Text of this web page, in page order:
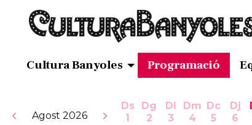
Cultura Banyoles Programació
Agost 2026
Ds
1
Dg
2
Dl
3
Dm
4
Dc
5
Dj
6